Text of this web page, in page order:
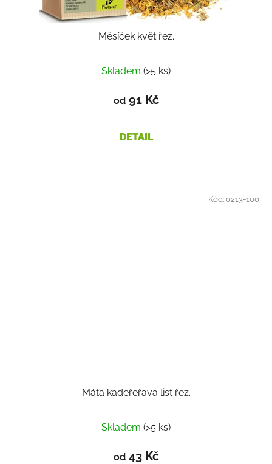
Měsíček květ řez.
hodnocení
produktu
2,0
z
Skladem (>5 ks)
od91 Kč
DETAIL
Máta kadeřeřavá list řez.
Skladem (>5 ks)
od43 Kč
Kód:0213-100